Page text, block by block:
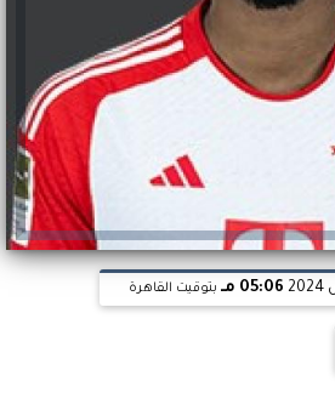
05:06 مـ بتوقيت القاهرة